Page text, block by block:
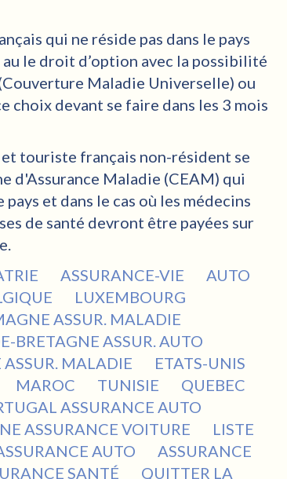
qui ne réside pas dans le pays
le droit d’option avec la possibilité
Maladie Universelle) ou
choix devant se faire dans les 3 mois
et touriste français non-résident se
d'Assurance Maladie (CEAM) qui
et dans le cas où les médecins
de santé devront être payées sur
ASSURANCE-VIE
AUTO
LUXEMBOURG
ASSUR. MALADIE
BRETAGNE ASSUR. AUTO
ASSUR. MALADIE
ETATS-UNIS
MAROC TUNISIE
QUEBEC
ASSURANCE AUTO
ASSURANCE VOITURE
LISTE
AUTO
ASSURANCE
SANTÉ QUITTER LA